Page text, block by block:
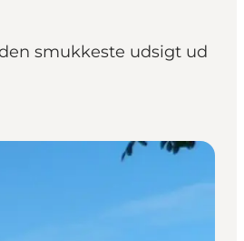
smukkeste udsigt ud